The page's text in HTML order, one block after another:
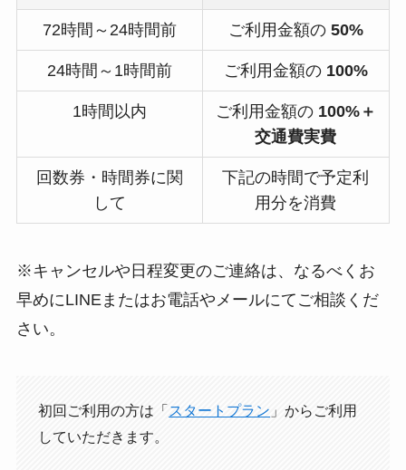
72時間～24時間前 ご利用金額の 50%
24時間～1時間前 ご利用金額の 100%
1時間以内 ご利用金額の 100%＋
交通費実費
回数券・時間券に関
して
下記の時間で予定利
用分を消費
※キャンセルや日程変更のご連絡は、なるべくお
早めにLINEまたはお電話やメールにてご相談くだ
さい。
初回ご利用の方は「スタートプラン 」からご利用
していただきます。